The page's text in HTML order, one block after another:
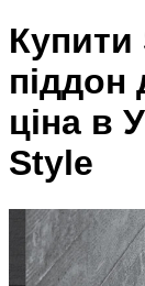
піддон
ціна в
Style